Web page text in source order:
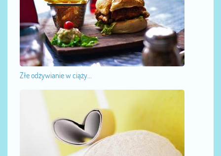
Złe odżywianie w ciąży...